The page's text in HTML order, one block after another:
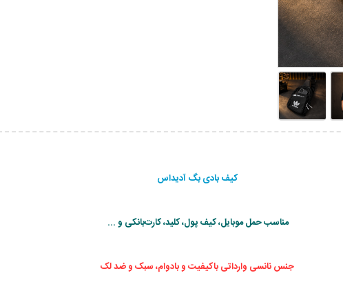
کیف بادی بگ آدیداس
مناسب حمل موبایل، کیف پول، کلید، کارت‌بانکی و ...
جنس نانسی وارداتی باکیفیت و بادوام، سبک و ضد لک